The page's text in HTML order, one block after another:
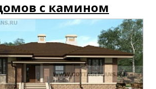
с камином